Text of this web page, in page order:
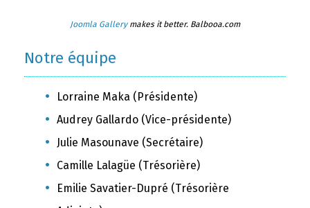
Joomla Gallerymakes it better. Balbooa.com
Notre équipe
Lorraine Maka (Présidente)
Audrey Gallardo (Vice-présidente)
Julie Masounave (Secrétaire)
Camille Lalagüe (Trésorière)
Emilie Savatier-Dupré (Trésorière